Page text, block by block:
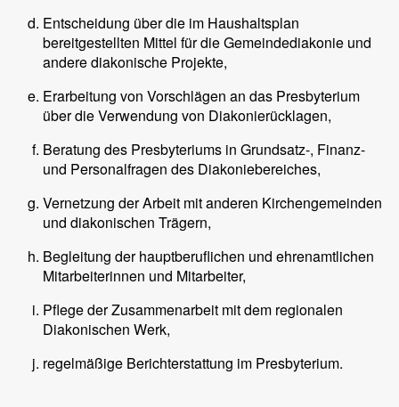
Entscheidung über die im Haushaltsplan
bereitgestellten Mittel für die Gemeindediakonie und
andere diakonische Projekte,
Erarbeitung von Vorschlägen an das Presbyterium
über die Verwendung von Diakonierücklagen,
Beratung des Presbyteriums in Grundsatz-, Finanz-
und Personalfragen des Diakoniebereiches,
Vernetzung der Arbeit mit anderen Kirchengemeinden
und diakonischen Trägern,
Begleitung der hauptberuflichen und ehrenamtlichen
Mitarbeiterinnen und Mitarbeiter,
Pflege der Zusammenarbeit mit dem regionalen
Diakonischen Werk,
regelmäßige Berichterstattung im Presbyterium.